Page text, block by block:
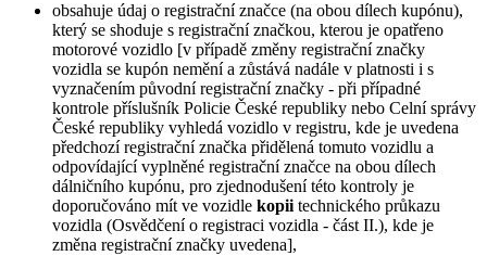
obsahuje údaj o registrační značce (na obou dílech kupónu),
který se shoduje s registrační značkou, kterou je opatřeno
motorové vozidlo [v případě změny registrační značky
vozidla se kupón nemění a zůstává nadále v platnosti i s
vyznačením původní registrační značky - při případné
kontrole příslušník Policie České republiky nebo Celní správy
České republiky vyhledá vozidlo v registru, kde je uvedena
předchozí registrační značka přidělená tomuto vozidlu a
odpovídající vyplněné registrační značce na obou dílech
dálničního kupónu, pro zjednodušení této kontroly je
doporučováno mít ve vozidle kopii technického průkazu
vozidla (Osvědčení o registraci vozidla - část II.), kde je
změna registrační značky uvedena],